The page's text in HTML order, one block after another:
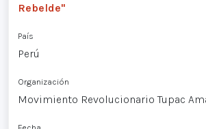
Rebelde"
País
Perú
Organización
Movimiento Revolucionario Tupac